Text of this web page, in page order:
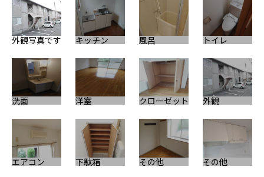
外観写真です キッチン 風呂 トイレ
洗面 洋室 クローゼット 外観
エアコン 下駄箱 その他 その他